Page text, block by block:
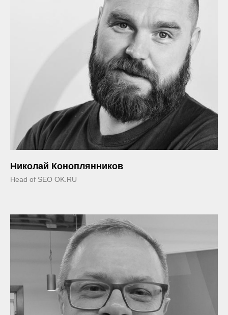
Николай Коноплянников
Head of SEO OK.RU